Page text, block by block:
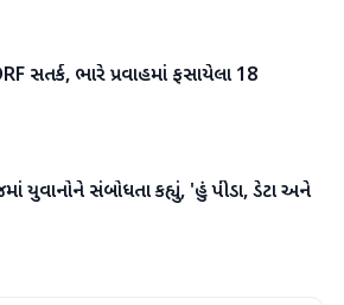
સતર્ક, ભારે પ્રવાહમાં ફસાયેલા 18
યુવાનોને સંબોધતા કહ્યું, 'હું પીડા, ડેટા અને